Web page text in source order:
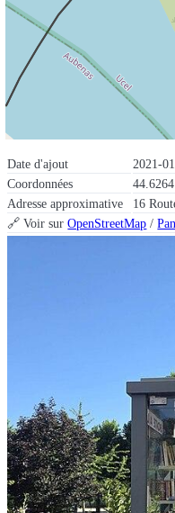
Date d'ajout
2021-
Coordonnées
Adresse approximative
16
🔗 Voir surOpenStreetMap /